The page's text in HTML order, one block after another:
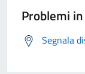
Problemi
Segnala